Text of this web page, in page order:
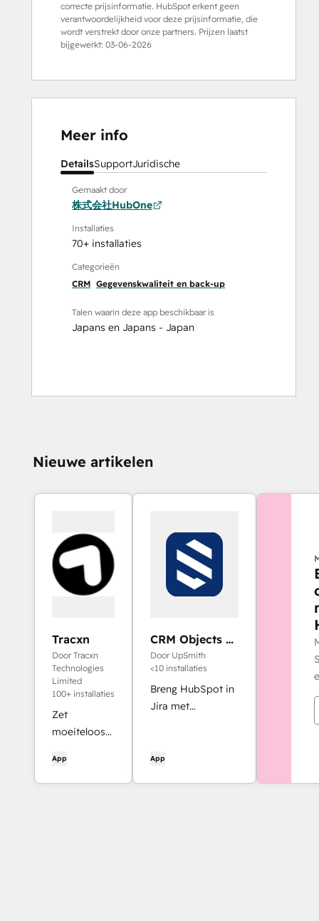
correcte prijsinformatie. HubSpot erkent geen
verantwoordelijkheid voor deze prijsinformatie, die
wordt verstrekt door onze partners. Prijzen laatst
bijgewerkt: 03-06-2026
Meer info
DetailsSupportJuridische
Gemaakt door
株式会社HubOne
Installaties
70+ installaties
Categorieën
CRM Gegevenskwaliteit en back-up
Talen waarin deze app beschikbaar is
Japans en Japans - Japan
Nieuwe artikelen
Tracxn
Door Tracxn
Technologies
Limited
100+ installaties
Zet
moeiteloos
van Tracxn in
HubSpot.
App
CRM Objects &
Query
Integration for
Jira (Scrybe)
Door UpSmith
<10 installaties
Breng HubSpot in
Jira met
dynamische
App